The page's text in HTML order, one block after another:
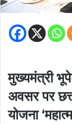
मुख्यमंत्री
अवसर पर
योजना